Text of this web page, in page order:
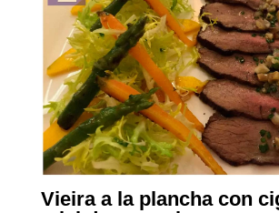
Vieira a la plancha con